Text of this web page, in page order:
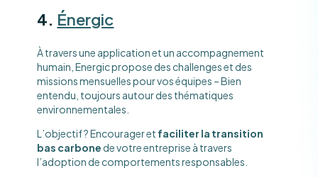
4. Énergic
À travers une application et un accompagnement
humain, Energic propose des challenges et des
missions mensuelles pour vos équipes – Bien
entendu, toujours autour des thématiques
environnementales.
L’objectif ? Encourager et faciliter la transition
bas carbone de votre entreprise à travers
l’adoption de comportements responsables.